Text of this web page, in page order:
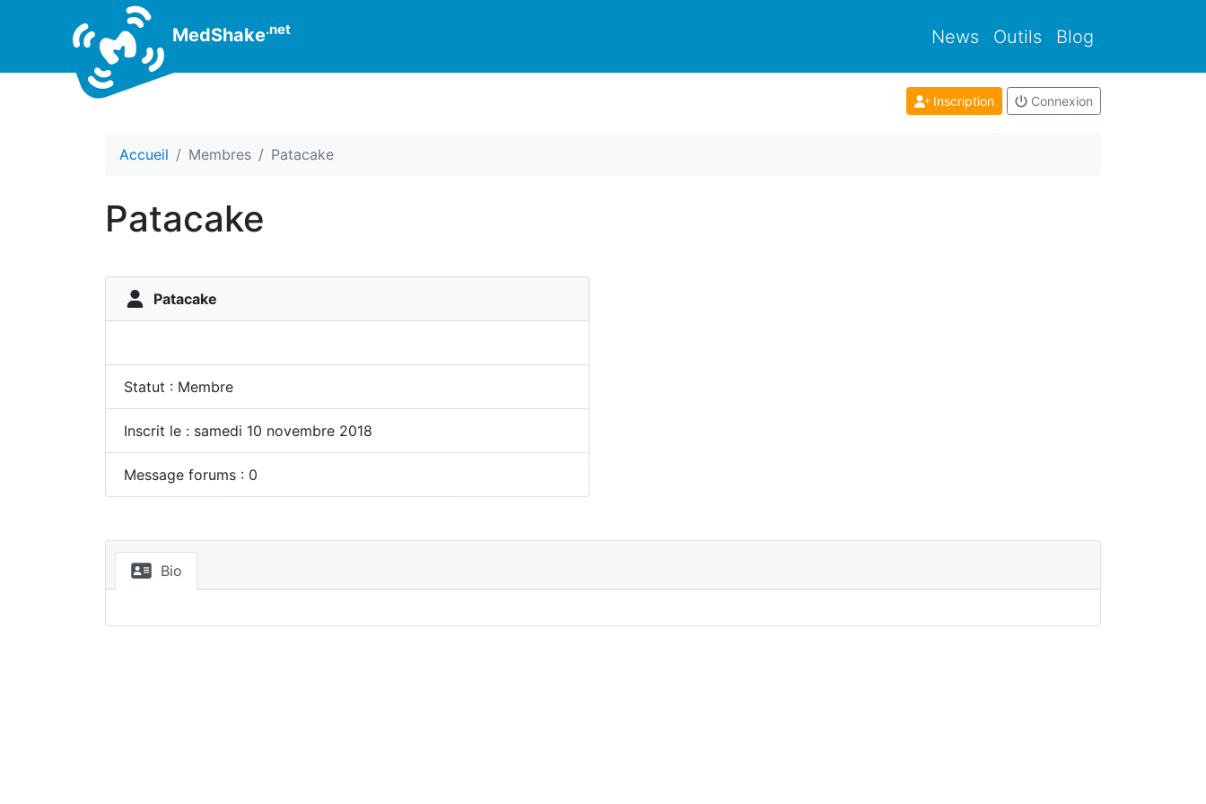
MedShake.net News Outils Blog
Inscription Connexion
Accueil Membres Patacake
Patacake
Patacake
Statut : Membre
Inscrit le : samedi 10 novembre 2018
Message forums : 0
Bio